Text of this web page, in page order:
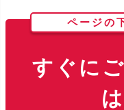
ページの
すぐに